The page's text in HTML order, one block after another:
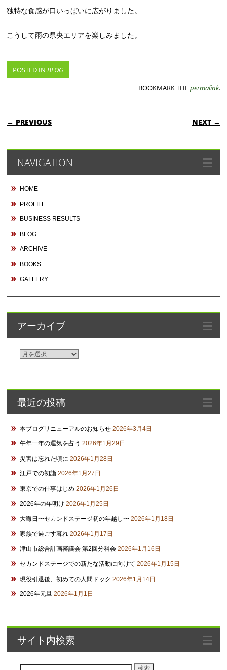
独特な食感が口いっぱいに広がりました。
こうして雨の県央エリアを楽しみました。
POSTED INBLOG
BOOKMARK THEpermalink.
POST NAVIGATION
← PREVIOUS NEXT →
NAVIGATION
HOME
PROFILE
BUSINESS RESULTS
BLOG
ARCHIVE
BOOKS
GALLERY
アーカイブ
ア
イ
ブ
最近の投稿
本ブログリニューアルのお知らせ 2026年3月4日
午年一年の運気を占う 2026年1月29日
災害は忘れた頃に 2026年1月28日
江戸での初詣 2026年1月27日
東京での仕事はじめ 2026年1月26日
2026年の年明け 2026年1月25日
大晦日〜セカンドステージ初の年越し〜 2026年1月18日
家族で過ごす暮れ 2026年1月17日
津山市総合計画審議会 第2回分科会 2026年1月16日
セカンドステージでの新たな活動に向けて 2026年1月15日
現役引退後、初めての人間ドック 2026年1月14日
2026年元旦 2026年1月1日
サイト内検索